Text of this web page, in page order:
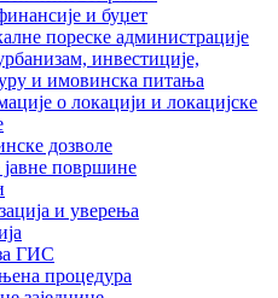
и буџет
пореске администрације
инвестиције,
и имовинска питања
о локацији и локацијске
дозволе
јавне површине
и уверења
ГИС
процедура